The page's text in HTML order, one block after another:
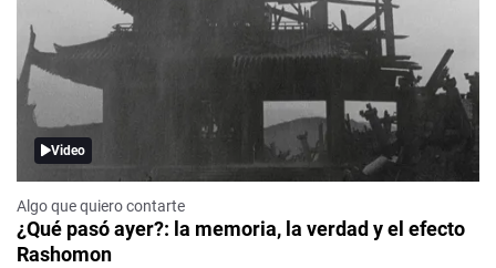
Video
Algo que quiero contarte
¿Qué pasó ayer?: la memoria, la verdad y el efecto
Rashomon